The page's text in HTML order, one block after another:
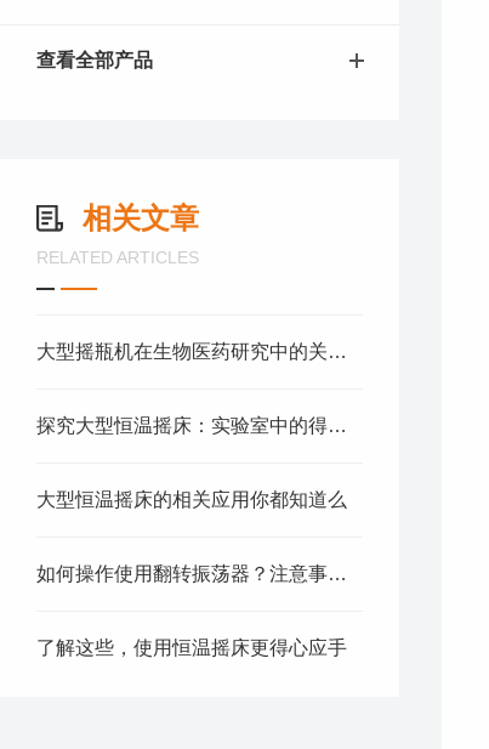
查看全部产品
相关文章
RELATED ARTICLES
大型摇瓶机在生物医药研究中的关键作用
探究大型恒温摇床：实验室中的得力助手
大型恒温摇床的相关应用你都知道么
如何操作使用翻转振荡器？注意事项有哪些？
了解这些，使用恒温摇床更得心应手